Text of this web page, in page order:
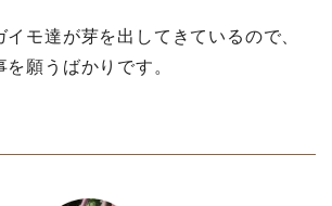
モ達が芽を出してきているので、
願うばかりです。